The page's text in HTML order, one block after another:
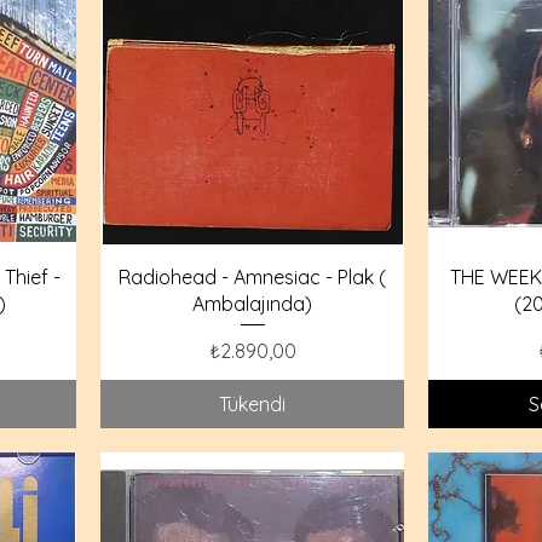
Thief -
Radiohead - Amnesiac - Plak (
Ambalajında)
Fiyat
₺2.890,00
Tükendi
THE